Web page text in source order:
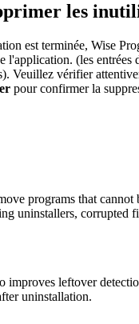
les
est terminée, Wise
l'application. (les entrées
Veuillez vérifier
pour confirmer la
programs that cannot
uninstallers, corrupted
improves leftover
uninstallation.